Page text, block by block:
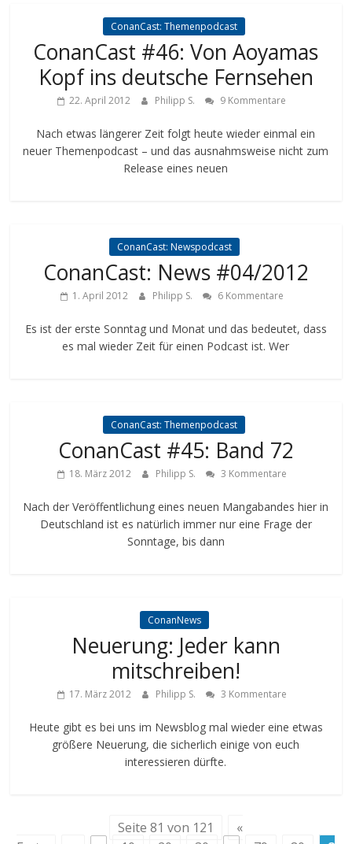
ConanCast: Themenpodcast
ConanCast #46: Von Aoyamas
Kopf ins deutsche Fernsehen
22. April 2012 Philipp S. 9 Kommentare
Nach etwas längerer Zeit folgt heute wieder einmal ein
neuer Themenpodcast – und das ausnahmsweise nicht zum
Release eines neuen
ConanCast: Newspodcast
ConanCast: News #04/2012
1. April 2012 Philipp S. 6 Kommentare
Es ist der erste Sonntag und Monat und das bedeutet, dass
es mal wieder Zeit für einen Podcast ist. Wer
ConanCast: Themenpodcast
ConanCast #45: Band 72
18. März 2012 Philipp S. 3 Kommentare
Nach der Veröffentlichung eines neuen Mangabandes hier in
Deutschland ist es natürlich immer nur eine Frage der
Sonntage, bis dann
ConanNews
Neuerung: Jeder kann
mitschreiben!
17. März 2012 Philipp S. 3 Kommentare
Heute gibt es bei uns im Newsblog mal wieder eine etwas
größere Neuerung, die sicherlich einige von euch
interessieren dürfte.
Seite 81 von 121
«